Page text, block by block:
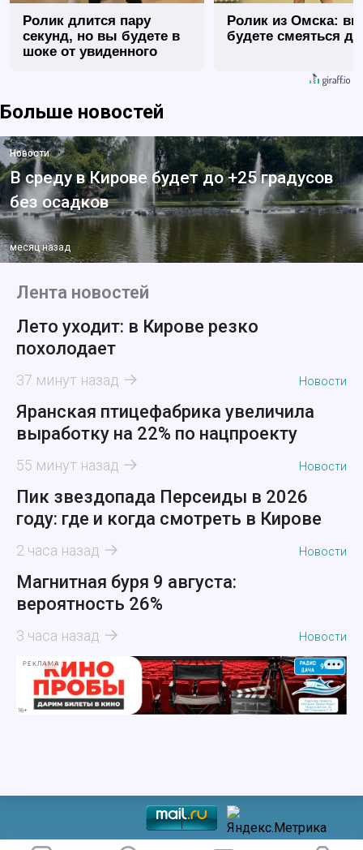
Ролик длится пару
секунд, но вы будете в
шоке от увиденного
Ролик из Омска: вы
будете смеяться
Больше новостей
Новости
В среду в Кирове будет до +25 градусов
без осадков
месяц назад
Лента новостей
Лето уходит: в Кирове резко
похолодает
37 минут назад Новости
Яранская птицефабрика увеличила
выработку на 22% по нацпроекту
55 минут назад Новости
Пик звездопада Персеиды в 2026
году: где и когда смотреть в Кирове
2 часа назад Новости
Магнитная буря 9 августа:
вероятность 26%
3 часа назад Новости
РЕКЛАМА